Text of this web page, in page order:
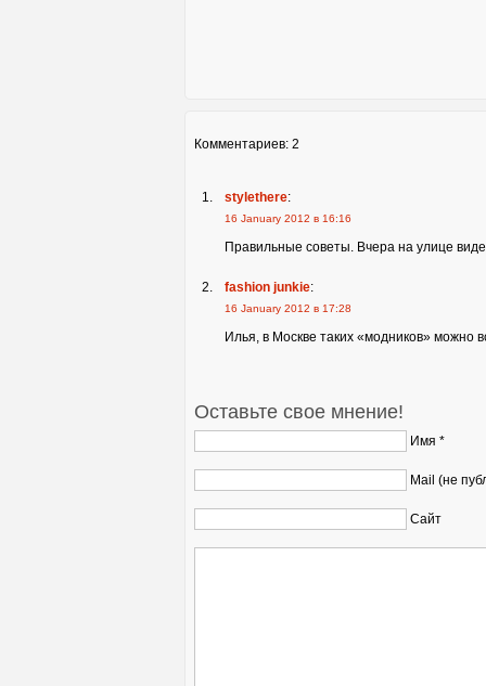
Комментариев: 2
stylethere:
16 January 2012 в 16:16
Правильные советы. Вчера на улице
fashion junkie:
16 January 2012 в 17:28
Илья, в Москве таких «модников» можно
Оставьте свое мнение!
Имя *
Mail (не
Сайт